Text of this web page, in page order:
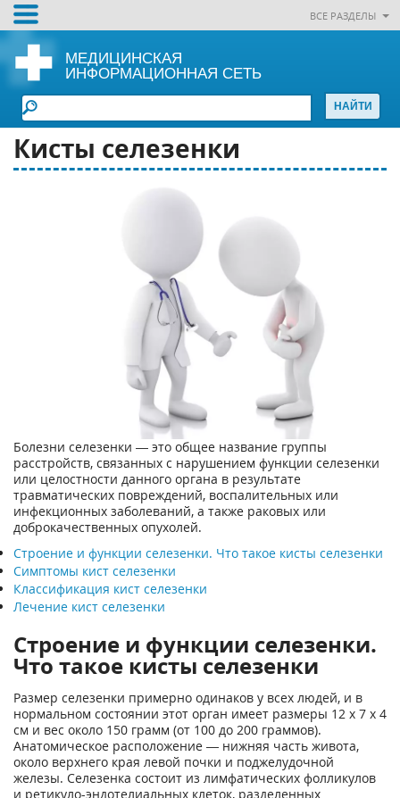
ВСЕ РАЗДЕЛЫ
МЕДИЦИНСКАЯ
ИНФОРМАЦИОННАЯ СЕТЬ
Кисты селезенки
Болезни селезенки — это общее название группы
расстройств, связанных с нарушением функции селезенки
или целостности данного органа в результате
травматических повреждений, воспалительных или
инфекционных заболеваний, а также раковых или
доброкачественных опухолей.
Строение и функции селезенки. Что такое кисты селезенки
Симптомы кист селезенки
Классификация кист селезенки
Лечение кист селезенки
Строение и функции селезенки.
Что такое кисты селезенки
Размер селезенки примерно одинаков у всех людей, и в
нормальном состоянии этот орган имеет размеры 12 х 7 х 4
см и вес около 150 грамм (от 100 до 200 граммов).
Анатомическое расположение — нижняя часть живота,
около верхнего края левой почки и поджелудочной
железы. Селезенка состоит из лимфатических фолликулов
и ретикуло-эндотелиальных клеток, разделенных